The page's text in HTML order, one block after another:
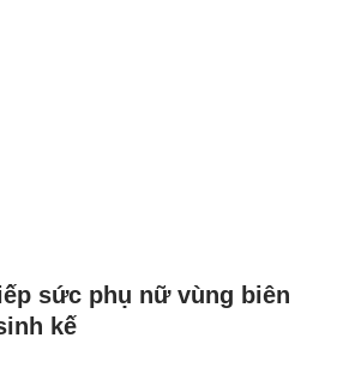
sức phụ nữ vùng biên
kế